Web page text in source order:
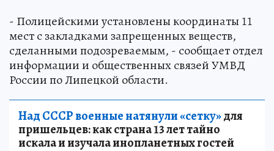
- Полицейскими установлены координаты 11
мест с закладками запрещенных веществ,
сделанными подозреваемым, - сообщает отдел
информации и общественных связей УМВД
России по Липецкой области.
Над СССР военные натянули «сетку»для
пришельцев: как страна 13 лет тайно
искала и изучала инопланетных гостей